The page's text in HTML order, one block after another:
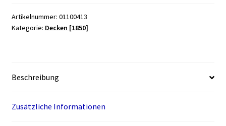
C-
1073,
grau-
Menge
Artikelnummer: 01100413
Kategorie: Decken [1850]
Beschreibung
Zusätzliche Informationen